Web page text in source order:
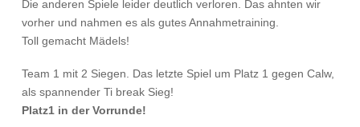
Die anderen Spiele leider deutlich verloren. Das ahnten wir
vorher und nahmen es als gutes Annahmetraining.
Toll gemacht Mädels!
Team 1 mit 2 Siegen. Das letzte Spiel um Platz 1 gegen Calw,
als spannender Ti break Sieg!
Platz1 in der Vorrunde!